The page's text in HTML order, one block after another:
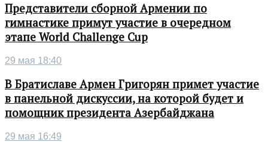
Представители сборной Армении по
гимнастике примут участие в очередном
этапе World Challenge Cup
29 мая 18:40
В Братиславе Армен Григорян примет участие
в панельной дискуссии, на которой будет и
помощник президента Азербайджана
29 мая 16:49